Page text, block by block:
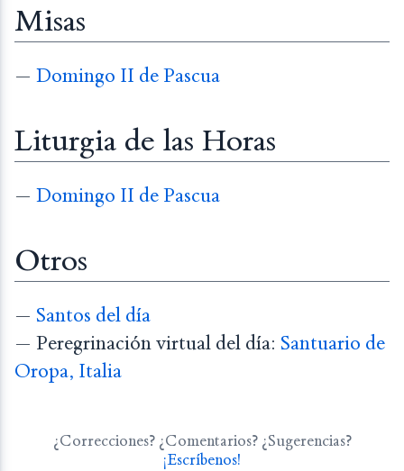
Misas
— Domingo II de Pascua
Liturgia de las Horas
— Domingo II de Pascua
Otros
— Santos del día
— Peregrinación virtual del día: Santuario de
Oropa, Italia
¿Correcciones? ¿Comentarios? ¿Sugerencias?
¡Escríbenos!